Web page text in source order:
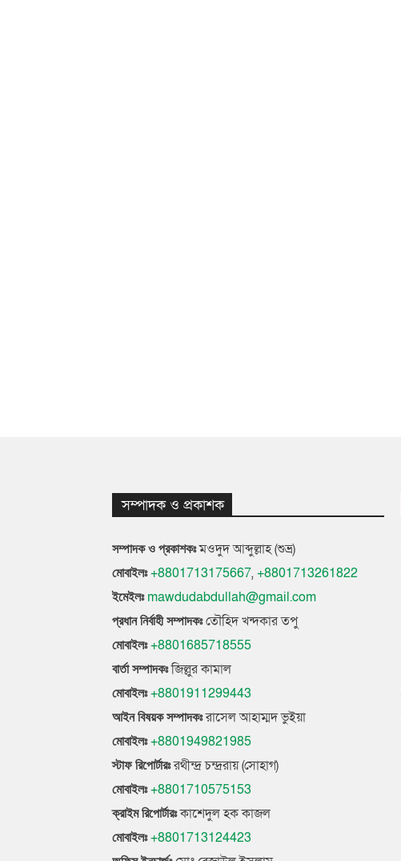
সম্পাদক ও প্রকাশক
সম্পাদক ও প্রকাশকঃমওদুদ আব্দুল্লাহ (শুভ্র)
মোবাইলঃ +8801713175667,+8801713261822
ইমেইলঃ mawdudabdullah@gmail.com
প্রধান নির্বাহী সম্পাদকঃতৌহিদ খন্দকার তপু
মোবাইলঃ +8801685718555
বার্তা সম্পাদকঃজিল্লুর কামাল
মোবাইলঃ +8801911299443
আইন বিষয়ক সম্পাদকঃরাসেল আহাম্মদ ভুইয়া
মোবাইলঃ +8801949821985
স্টাফ রিপোর্টারঃরথীন্দ্র চন্দ্ররায় (সোহাগ)
মোবাইলঃ +8801710575153
ক্রাইম রিপোর্টারঃকাশেদুল হক কাজল
মোবাইলঃ +8801713124423